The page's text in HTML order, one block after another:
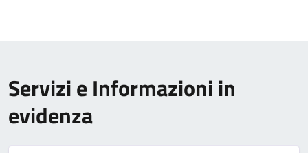
Servizi e Informazioni in
evidenza